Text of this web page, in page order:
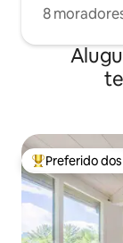
8
Entre os
Preferido